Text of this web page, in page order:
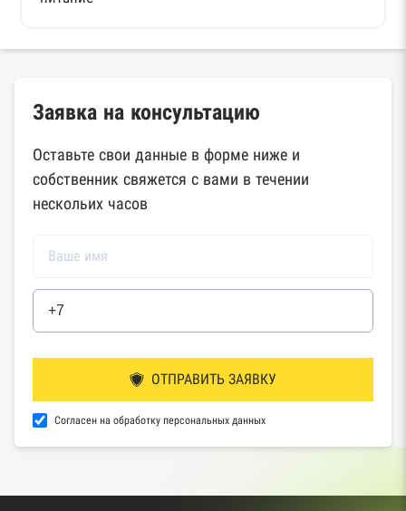
Заявка на консультацию
Оставьте свои данные в форме ниже и
собственник свяжется с вами в течении
нескольих часов
ОТПРАВИТЬ ЗАЯВКУ
Согласен на обработку персональных данных